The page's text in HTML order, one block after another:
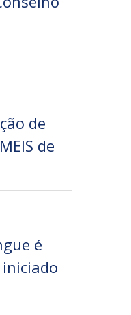
de
de
é
iniciado